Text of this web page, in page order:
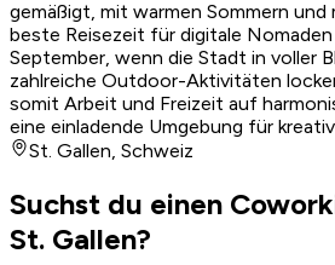
gemäßigt, mit warmen Sommern und
beste Reisezeit für digitale
September, wenn die Stadt in voller
zahlreiche Outdoor-Aktivitäten
somit Arbeit und Freizeit auf
eine einladende Umgebung für
St. Gallen, Schweiz
Suchst du einen
St. Gallen?